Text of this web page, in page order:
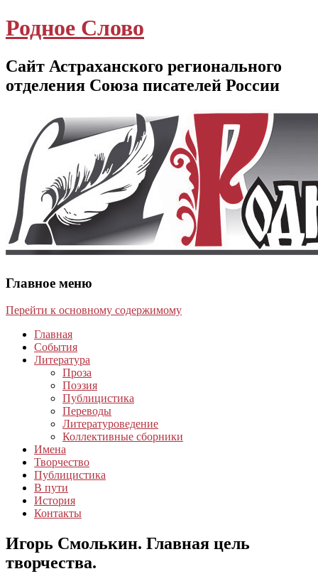
Родное Слово
Сайт Астраханского регионального
отделения Союза писателей России
Главное меню
Перейти к основному содержимому
Главная
События
Литература
Проза
Поэзия
Публицистика
Переводы
Литературоведение
Коллективные сборники
Имена
Творчество
Публицистика
В пути
История
Контакты
Игорь Смолькин. Главная цель
творчества.